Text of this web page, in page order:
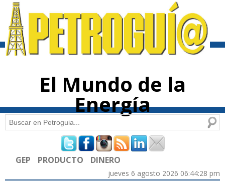
contenido
El Mundo de la
Energía
Formulario de búsqueda
Buscar
GEP PRODUCTO DINERO
jueves 6 agosto 2026 06:44:28 pm